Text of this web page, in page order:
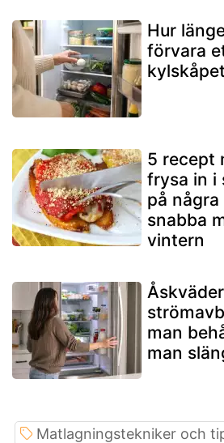
Hur
förvara
5 recept
frysa in i
på
snabba
vintern
man
man
Matlagningstekniker och